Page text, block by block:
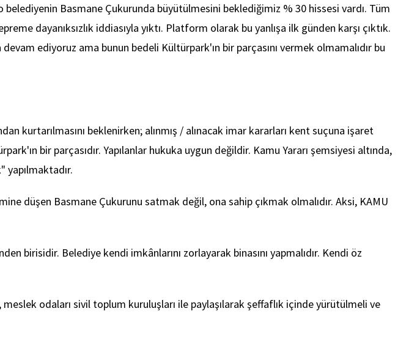
Basmane Çukurunda büyütülmesini beklediğimiz % 30 hissesi vardı. Tüm
dayanıksızlık iddiasıyla yıktı. Platform olarak bu yanlışa ilk günden karşı çıktık.
ediyoruz ama bunun bedeli Kültürpark'ın bir parçasını vermek olmamalıdır bu
kurtarılmasını beklenirken; alınmış / alınacak imar kararları kent suçuna işaret
bir parçasıdır. Yapılanlar hukuka uygun değildir. Kamu Yararı şemsiyesi altında,
yapılmaktadır.
düşen Basmane Çukurunu satmak değil, ona sahip çıkmak olmalıdır. Aksi, KAMU
birisidir. Belediye kendi imkânlarını zorlayarak binasını yapmalıdır. Kendi öz
odaları sivil toplum kuruluşları ile paylaşılarak şeffaflık içinde yürütülmeli ve